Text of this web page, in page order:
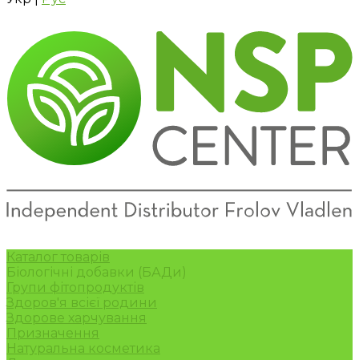
Каталог товарів
Біологічні добавки (БАДи)
Групи фітопродуктів
Здоров'я всієї родини
Здорове харчування
Призначення
Натуральна косметика